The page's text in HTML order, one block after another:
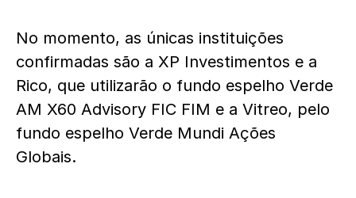
No momento, as únicas instituições
confirmadas são a XP Investimentos e a
Rico, que utilizarão o fundo espelho Verde
AM X60 Advisory FIC FIM e a Vitreo, pelo
fundo espelho Verde Mundi Ações
Globais.